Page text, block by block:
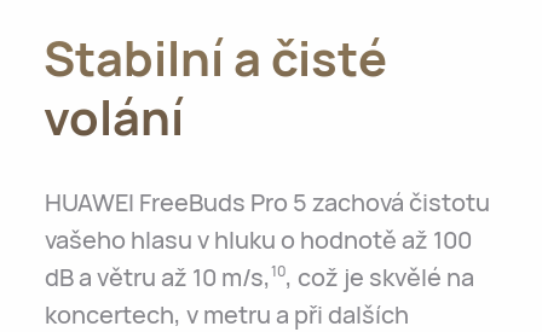
Stabilní a čisté
volání
HUAWEI FreeBuds Pro 5 zachová čistotu
vašeho hlasu v hluku o hodnotě až 100
dB a větru až 10 m/s,10, což je skvělé na
koncertech, v metru a při dalších